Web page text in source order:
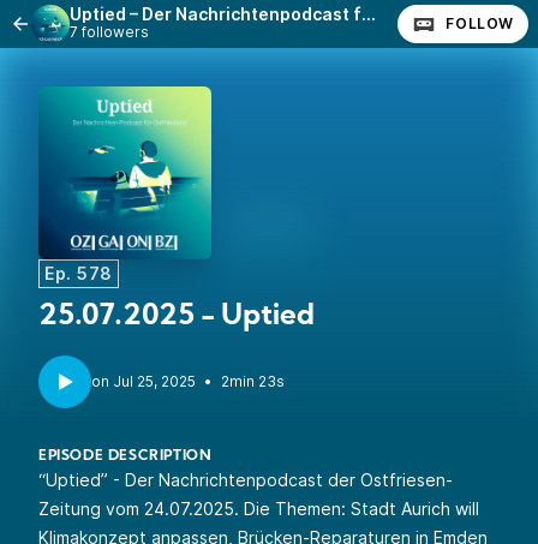
Uptied – Der Nachrichtenpodcast für Ostfriesland
7 followers FOLLOW
Ep. 578
25.07.2025 - Uptied
• 2min 23s
EPISODE DESCRIPTION
“Uptied” - Der Nachrichtenpodcast der Ostfriesen-
Zeitung vom 24.07.2025. Die Themen: Stadt Aurich will
Klimakonzept anpassen, Brücken-Reparaturen in Emden